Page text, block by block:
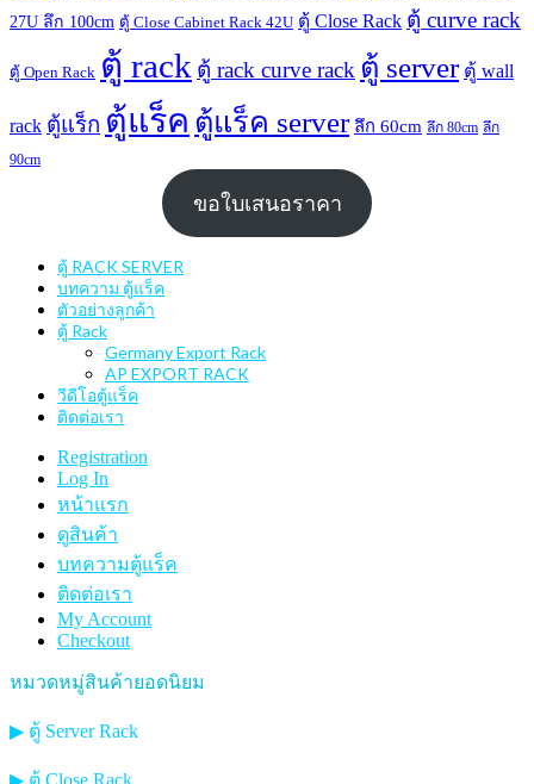
27U ลึก 100cm ตู้ Close Cabinet Rack 42U ตู้ Close Rack ตู้ curve rack
ตู้ Open Rack ตู้ rack ตู้ rack curve rack ตู้ server ตู้ wall
rack ตู้แร็ก ตู้แร็ค ตู้แร็ค server ลึก 60cm ลึก 80cm ลึก
90cm
ขอใบเสนอราคา
ตู้ RACK SERVER
บทความ ตู้แร็ค
ตัวอย่างลูกค้า
ตู้ Rack
Germany Export Rack
AP EXPORT RACK
วีดีโอตู้แร็ค
ติดต่อเรา
Registration
Log In
หน้าแรก
ดูสินค้า
บทความตู้แร็ค
ติดต่อเรา
My Account
Checkout
หมวดหมู่สินค้ายอดนิยม
▶ ตู้ Server Rack
▶ ตู้ Close Rack